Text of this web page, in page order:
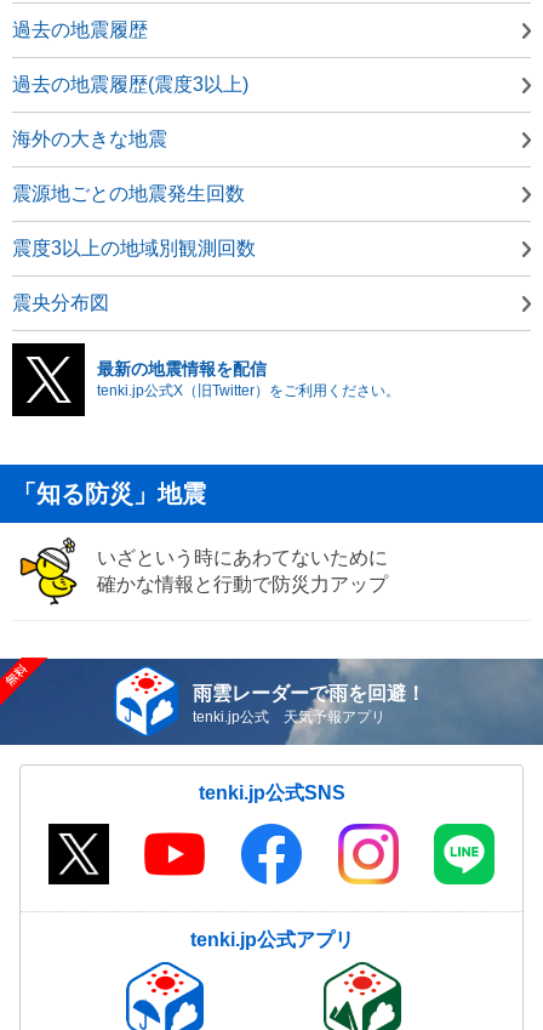
過去の地震履歴
過去の地震履歴(震度3以上)
海外の大きな地震
震源地ごとの地震発生回数
震度3以上の地域別観測回数
震央分布図
最新の地震情報を配信
tenki.jp公式X（旧Twitter）をご利用ください。
「知る防災」地震
いざという時にあわてないために
確かな情報と行動で防災力アップ
雨雲レーダーで雨を回避！
tenki.jp公式 天気予報アプリ
tenki.jp公式SNS
tenki.jp公式アプリ